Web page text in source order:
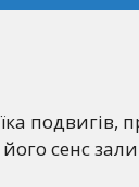
подвигів,
сенс